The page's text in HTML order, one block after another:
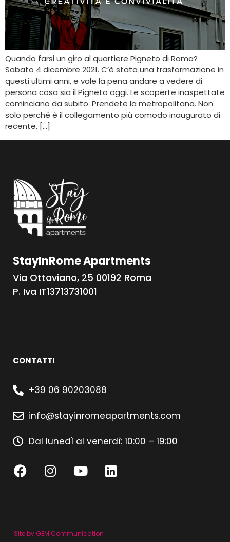
Quando farsi un giro al quartiere Pigneto di Roma?
Sabato 4 dicembre 2021. C’è stata una trasformazione in
questi ultimi anni, e vale la pena andare a vedere di
persona cosa sia il Pigneto oggi. Le scoperte inaspettate
cominciano da subito. Prendete la metropolitana. Non
solo perché è il collegamento più comodo inaugurato di
recente, […]
StayInRome Apartments
Via Ottaviano, 25 00192 Roma
P. Iva IT13713731001
CONTATTI
+39 06 90203088
info@stayinromeapartments.com
Dal lunedì al venerdì: 10:00 – 19:00
Site by GEM Communication